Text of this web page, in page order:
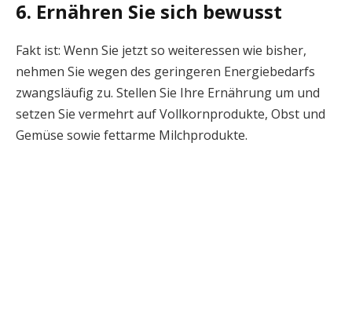
6. Ernähren Sie sich bewusst
Fakt ist: Wenn Sie jetzt so weiteressen wie bisher,
nehmen Sie wegen des geringeren Energiebedarfs
zwangsläufig zu. Stellen Sie Ihre Ernährung um und
setzen Sie vermehrt auf Vollkornprodukte, Obst und
Gemüse sowie fettarme Milchprodukte.